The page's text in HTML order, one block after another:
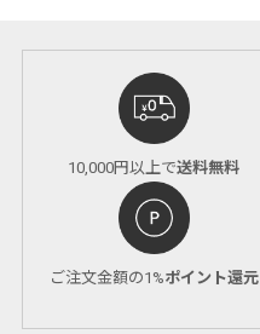
10,000円以上で送料無料
ご注文金額の1%ポイント還元